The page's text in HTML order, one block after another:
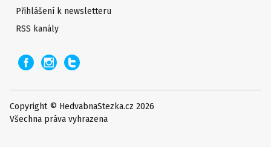
Přihlášení k newsletteru
RSS kanály
Copyright © HedvabnaStezka.cz 2026
Všechna práva vyhrazena